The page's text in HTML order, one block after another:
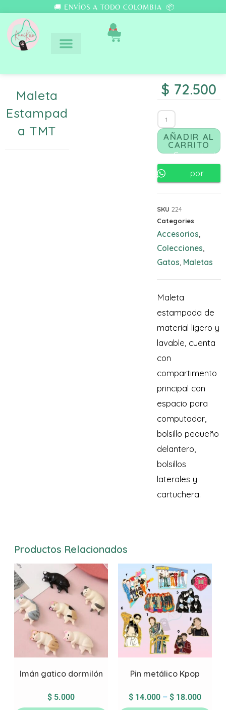
🚚 ENVÍOS A TODO COLOMBIA 📦
0
Maleta
Estampad
A TMT
$ 72.500
AÑADIR AL
CARRITO
Comunicate
por
SKU 224
Categories
Accesorios
Colecciones
Gatos Maletas
Maleta
estampada de
material ligero y
lavable, cuenta
con
compartimento
principal con
espacio para
computador,
bolsillo pequeño
delantero,
bolsillos
laterales y
cartuchera.
Productos Relacionados
Imán gatico dormilón
$ 5.000
Pin metálico Kpop
$ 14.000 – $ 18.000